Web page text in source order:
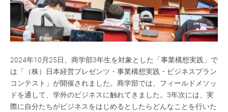
2024年10月25日、商学部3年生を対象とした「事業構想実践」で
は「（株）日本経営プレゼンツ・事業構想実践・ビジネスプラン
コンテスト」が開催されました。商学部では、フィールドメソッ
ドを通して、学外のビジネスに触れてきました。3年次には、実
際に自分たちがビジネスをはじめるとしたらどんなことを行いた